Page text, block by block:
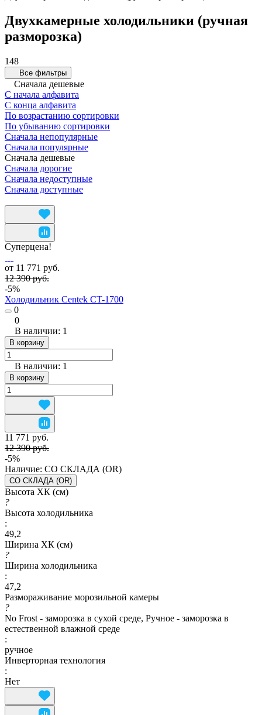
Двухкамерные холодильники (ручная
разморозка)
148
Все фильтры
Сначала дешевые
С начала алфавита
С конца алфавита
По возрастанию сортировки
По убыванию сортировки
Сначала непопулярные
Сначала популярные
Сначала дешевые
Сначала дорогие
Сначала недоступные
Сначала доступные
Суперцена!
от 11 771 руб.
12 390 руб.
-5%
Холодильник Centek CT-1700
0
0
В наличии: 1
В корзину
В наличии: 1
В корзину
11 771 руб.
12 390 руб.
-5%
Наличие: СО СКЛАДА (OR)
СО СКЛАДА (OR)
Высота ХК (см)
?
Высота холодильника
:
49,2
Ширина ХК (см)
?
Ширина холодильника
:
47,2
Размораживание морозильной камеры
?
No Frost - заморозка в сухой среде, Ручное - заморозка в
естественной влажной среде
:
ручное
Инверторная технология
:
Нет